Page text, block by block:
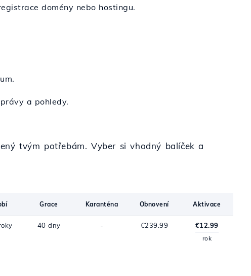
domény nebo hostingu.
a pohledy.
tvým potřebám. Vyber si vhodný balíček a
Grace Karanténa Obnovení Aktivace
40 dny - €239.99 €12.99
rok